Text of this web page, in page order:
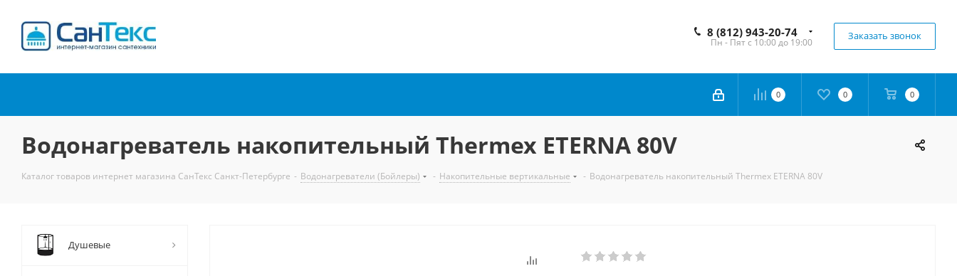
8 (812) 943-20-74
Пн - Пят с 10:00 до 19:00
Заказать звонок
0 0 0
Водонагреватель накопительный Thermex ETERNA 80V
Каталог товаров интернет магазина СанТекс Санкт-Петербурге - Водонагреватели (Бойлеры) - Накопительные вертикальные - Водонагреватель накопительный Thermex ETERNA 80V
Душевые